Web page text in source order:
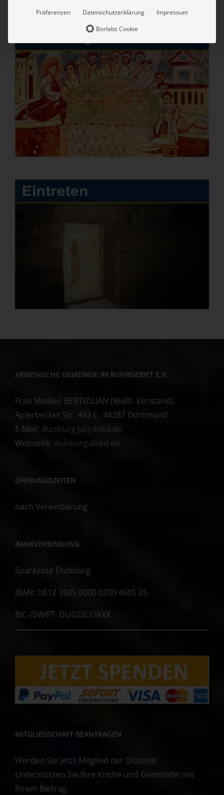
ARMENISCHE GEMEINDE IM RUHRGEBIET E.V.
Frau Madlen BERTIZILIAN (Weltl. Vorstand),
Aplerbecker Str. 443 c, 44287 Dortmund
E-Mail: duisburg (at) dakd.de
Webseite: duisburg.dakd.de
ÖFFNUNGSZEITEN
nach Vereinbarung
BANKVERBINDUNG
Sparkasse Duisburg
IBAN: DE12 3505 0000 0200 4605 25
BIC-/SWIFT: DUISDE33XXX
MITGLIEDSCHAFT BEANTRAGEN
Werden Sie jetzt Mitglied der Diözese!
Unterstützen Sie Ihre Kirche und Gemeinde mit
Ihrem Beitrag.
Präferenzen Datenschutzerklärung
Impressum
Borlabs Cookie